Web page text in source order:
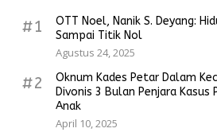
#1
OTT Noel, Nanik S. Deyang:
Sampai Titik Nol
Agustus 24, 2025
#2
Oknum Kades Petar Dalam
Divonis 3 Bulan Penjara Kasus
Anak
April 10, 2025